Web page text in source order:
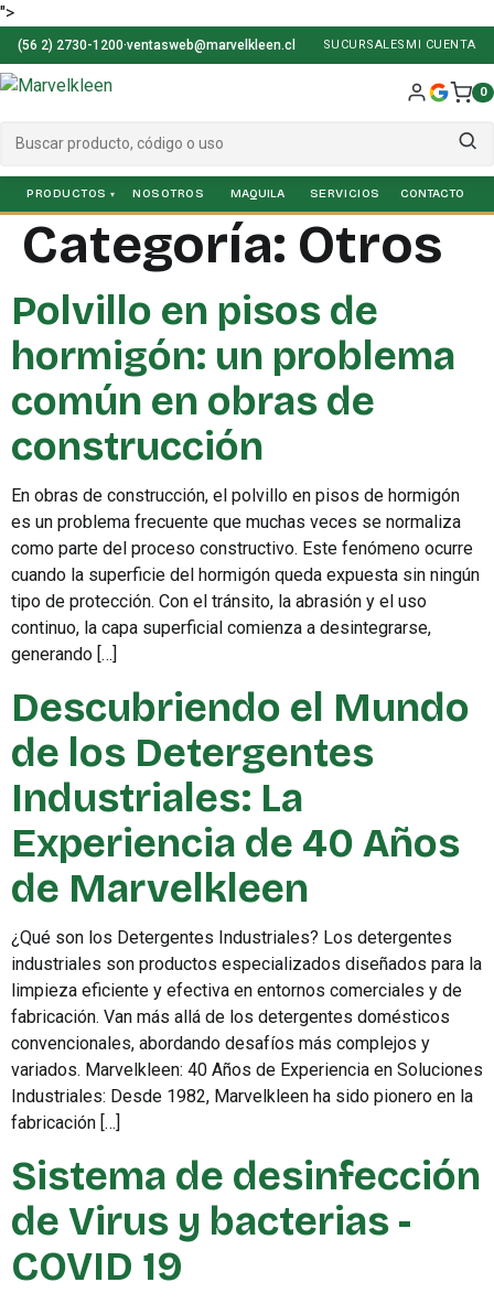
">
(56 2) 2730-1200·ventasweb@marvelkleen.cl SUCURSALES MI CUENTA
0
PRODUCTOS NOSOTROS SERVICIOS
Categoría: Otros
Polvillo en pisos de
hormigón: un problema
común en obras de
construcción
En obras de construcción, el polvillo en pisos de hormigón
es un problema frecuente que muchas veces se normaliza
como parte del proceso constructivo. Este fenómeno ocurre
cuando la superficie del hormigón queda expuesta sin ningún
tipo de protección. Con el tránsito, la abrasión y el uso
continuo, la capa superficial comienza a desintegrarse,
generando […]
Descubriendo el Mundo
de los Detergentes
Industriales: La
Experiencia de 40 Años
de Marvelkleen
¿Qué son los Detergentes Industriales? Los detergentes
industriales son productos especializados diseñados para la
limpieza eficiente y efectiva en entornos comerciales y de
fabricación. Van más allá de los detergentes domésticos
convencionales, abordando desafíos más complejos y
variados. Marvelkleen: 40 Años de Experiencia en Soluciones
Industriales: Desde 1982, Marvelkleen ha sido pionero en la
fabricación […]
Sistema de desinfección
de Virus y bacterias -
COVID 19